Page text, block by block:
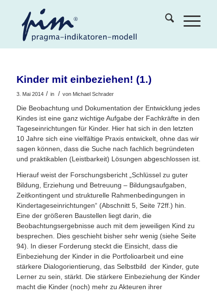
Kinder mit einbeziehen! (1.)
3. Mai 2014 / in / von Michael Schrader
Die Beobachtung und Dokumentation der Entwicklung jedes
Kindes ist eine ganz wichtige Aufgabe der Fachkräfte in den
Tageseinrichtungen für Kinder. Hier hat sich in den letzten
10 Jahre sich eine vielfältige Praxis entwickelt, ohne das wir
sagen können, dass die Suche nach fachlich begründeten
und praktikablen (Leistbarkeit) Lösungen abgeschlossen ist.
Hierauf weist der Forschungsbericht „Schlüssel zu guter
Bildung, Erziehung und Betreuung – Bildungsaufgaben,
Zeitkontingent und strukturelle Rahmenbedingungen in
Kindertageseinrichtungen“ (Abschnitt 5, Seite 72ff.) hin.
Eine der größeren Baustellen liegt darin, die
Beobachtungsergebnisse auch mit dem jeweiligen Kind zu
besprechen. Dies geschieht bisher sehr wenig (siehe Seite
94). In dieser Forderung steckt die Einsicht, dass die
Einbeziehung der Kinder in die Portfolioarbeit und eine
stärkere Dialogorientierung, das Selbstbild der Kinder, gute
Lerner zu sein, stärkt. Die stärkere Einbeziehung der Kinder
macht die Kinder (noch) mehr zu Akteuren ihrer